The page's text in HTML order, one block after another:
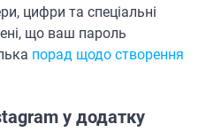
цифри та спеціальні
що ваш пароль
порад щодо створення
у додатку